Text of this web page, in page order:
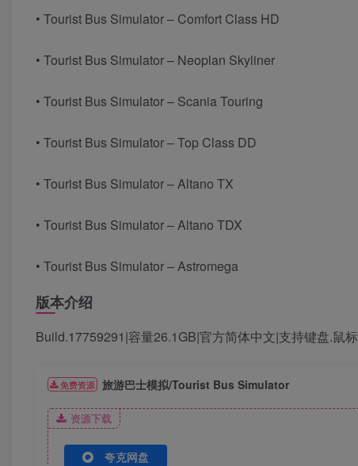
• Tourist Bus Simulator – Comfort Class HD
• Tourist Bus Simulator – Neoplan Skyliner
• Tourist Bus Simulator – Scania Touring
• Tourist Bus Simulator – Top Class DD
• Tourist Bus Simulator – Altano TX
• Tourist Bus Simulator – Altano TDX
• Tourist Bus Simulator – Astromega
版本介绍
Build.17759291|容量26.1GB|官方简体中文|支持键盘.鼠标
免费资源 旅游巴士模拟/Tourist Bus Simulator
资源下载
夸克网盘